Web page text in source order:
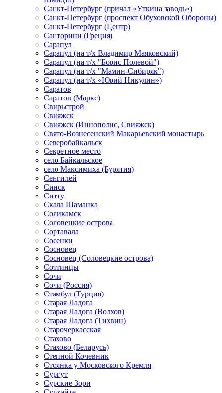
Санкт-Петербург (причал «Уткина заводь»)
Санкт-Петербург (проспект Обуховской Обороны)
Санкт-Петербург (Центр)
Санторини (Греция)
Сарапул
Сарапул (на т/х Владимир Маяковский)
Сарапул (на т/х "Борис Полевой")
Сарапул (на т/х "Мамин-Сибиряк")
Сарапул (на т/х «Юрий Никулин»)
Саратов
Саратов (Маркс)
Свирьстрой
Свияжск
Свияжск (Иннополис, Свияжск)
Свято-Вознесенский Макарьевский монастырь
Северобайкальск
Секретное место
село Байкальское
село Максимиха (Бурятия)
Сенгилей
Синск
Ситту
Скала Шаманка
Соликамск
Соловецкие острова
Сортавала
Сосенки
Сосновец
Сосновец (Соловецкие острова)
Соттинцы
Сочи
Сочи (Россия)
Стамбул (Турция)
Старая Ладога
Старая Ладога (Волхов)
Старая Ладога (Тихвин)
Старочеркасская
Стахово
Стахово (Беларусь)
Степной Кочевник
Стоянка у Московского Кремля
Сургут
Сурские Зори